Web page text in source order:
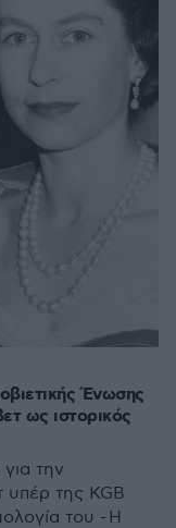
Ένωσης
ως ιστορικός
την
υπέρ της KGB
του - Η